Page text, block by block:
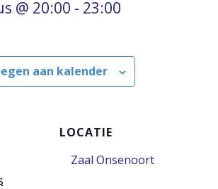
@ 20:00 - 23:00
aan kalender
LOCATIE
Zaal Onsenoort